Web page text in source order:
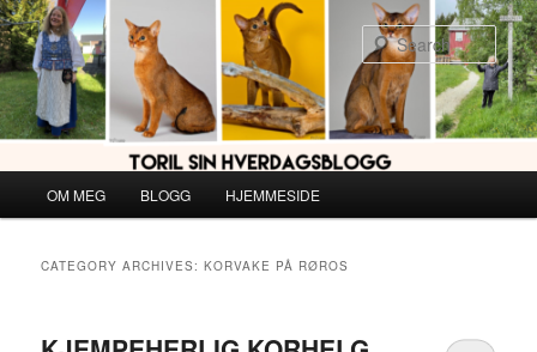
Skip
to
primary
content
Skip
to
secondary
content
OM MEG BLOGG HJEMMESIDE
CATEGORY ARCHIVES:KORVAKE PÅ RØROS